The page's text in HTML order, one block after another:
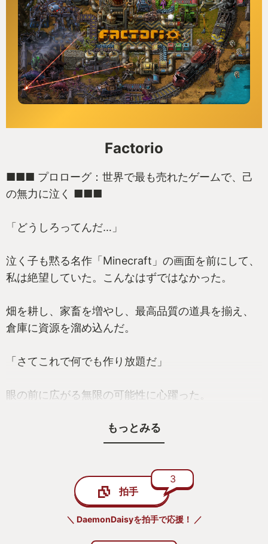
Factorio
■■■ プロローグ：世界で最も売れたゲームで、己
の無力に泣く ■■■
「どうしろってんだ…」
泣く子も黙る名作「Minecraft」の画面を前にして、
私は絶望していた。こんなはずではなかった。
畑を耕し、家畜を増やし、最高品質の道具を揃え、
倉庫に資源を溜め込んだ。
「さてこれで何でも作り放題だ」
眼の前に広がる無限の可能性に心躍った。
しかし今、私の眼の前には、素敵なお城でも神秘的
な教会でも心躍る秘密基地でもなく、素朴な「豆
型の建築物をそう呼ぶ—があった。
白木の豆腐、石の豆腐、土の豆腐。何度仕切り直し
もっとみる
拍手
3
＼ DaemonDaisyを拍手で応援！ ／